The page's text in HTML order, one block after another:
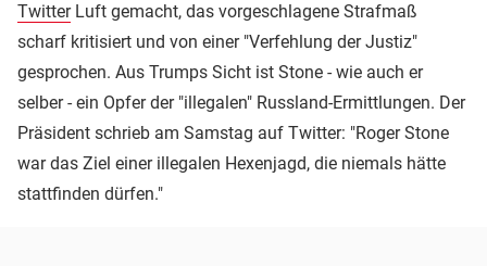
TwitterLuft gemacht, das vorgeschlagene Strafmaß
scharf kritisiert und von einer "Verfehlung der Justiz"
gesprochen. Aus Trumps Sicht ist Stone - wie auch er
selber - ein Opfer der "illegalen" Russland-Ermittlungen. Der
Präsident schrieb am Samstag auf Twitter: "Roger Stone
war das Ziel einer illegalen Hexenjagd, die niemals hätte
stattfinden dürfen."